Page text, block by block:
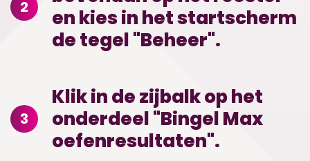
2
en kies in het startscherm
de tegel "Beheer".
3
Klik in de zijbalk op het
onderdeel "Bingel Max
oefenresultaten".